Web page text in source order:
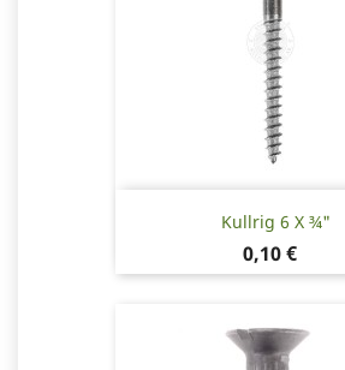
Kullrig 6 X ¾"
Pris
0,10 €